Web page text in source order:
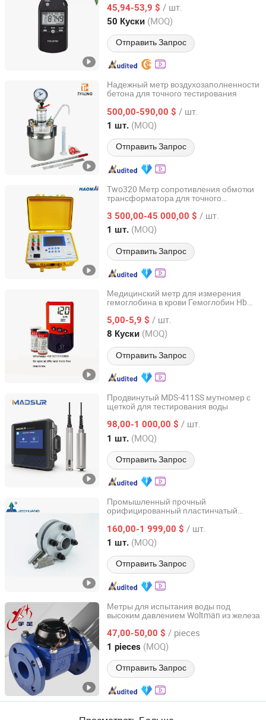
измеритель фотосинтетически
активной радиации
45,94-53,9 $ / шт.
50 Куски (MOQ)
Отправить Запрос
Jiangsu, China с 2022
Надежный метр воздухозаполненности
бетона для точного тестирования
500,00-590,00 $ / шт.
1 шт. (MOQ)
Отправить Запрос
Zhuozhou Tianpeng Imp. & Exp. Trade Co., Ltd.
Hebei, China с 2007
Two320 Метр сопротивления обмотки
трансформатора для точного
3 500,00-45 000,00 $ / шт.
1 шт. (MOQ)
Отправить Запрос
Haomai Electric Power Automation Co., Ltd.
Hubei, China с 2017
Медицинский метр для измерения
гемоглобина в крови Гемоглобин Hb
гемоглобина с H12 тестом
5,00-5,9 $ / шт.
8 Куски (MOQ)
Отправить Запрос
Wuhan Aliroad Medical Equipment Co., Ltd.
Hubei, China с 2023
Продвинутый MDS-411SS мутномер с
щеткой для тестирования воды
98,00-1 000,00 $ / шт.
1 шт. (MOQ)
Отправить Запрос
Anhui Madsur Technology Co., Ltd.
Anhui, China с 2025
Промышленный прочный
орифицированный пластинчатый
скорости газового потока
160,00-1 999,00 $ / шт.
1 шт. (MOQ)
Отправить Запрос
Jiangsu Jiechuang Science And Technology Co., Ltd.
Jiangsu, China с 2024
Метры для испытания воды под
высоким давлением Woltman из железа
47,00-50,00 $ / pieces
1 pieces (MOQ)
Отправить Запрос
Ningbo Yuxing Water Meter Company Limited
Zhejiang, China с 2024